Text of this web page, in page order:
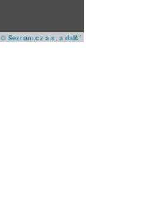
© Seznam.cz a.s. a další